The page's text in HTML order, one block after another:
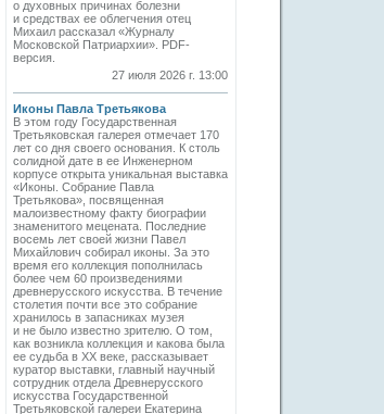
о духовных причинах болезни
и средствах ее облегчения отец
Михаил рассказал «Журналу
Московской Патриархии». PDF-
версия.
27 июля 2026 г. 13:00
Иконы Павла Третьякова
В этом году Государственная
Третьяковская галерея отмечает 170
лет со дня своего основания. К столь
солидной дате в ее Инженерном
корпусе открыта уникальная выставка
«Иконы. Собрание Павла
Третьякова», посвященная
малоизвестному факту биографии
знаменитого мецената. Последние
восемь лет своей жизни Павел
Михайлович собирал иконы. За это
время его коллекция пополнилась
более чем 60 произведениями
древнерусского искусства. В течение
столетия почти все это собрание
хранилось в запасниках музея
и не было известно зрителю. О том,
как возникла коллекция и какова была
ее судьба в ХХ веке, рассказывает
куратор выставки, главный научный
сотрудник отдела Древнерусского
искусства Государственной
Третьяковской галереи Екатерина